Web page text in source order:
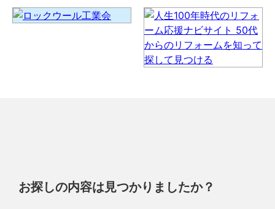
お探しの内容は見つかりましたか？